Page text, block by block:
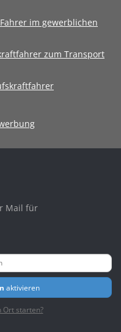
im gewerblichen
zum Transport
Mail für
aktivieren
Ort starten?